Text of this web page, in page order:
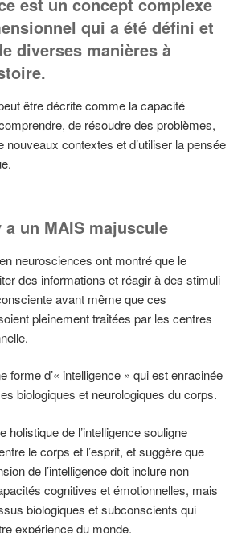
qui a été défini et
diverses manières à
être décrite comme la capacité
de résoudre des problèmes,
nouveaux contextes et d’utiliser la pensée
a un MAIS majuscule
neurosciences ont montré que le
des informations et réagir à des stimuli
avant même que ces
pleinement traitées par les centres
forme d’« intelligence » qui est enracinée
biologiques et neurologiques du corps.
holistique de l’intelligence souligne
le corps et l’esprit, et suggère que
de l’intelligence doit inclure non
cognitives et émotionnelles, mais
biologiques et subconscients qui
expérience du monde.